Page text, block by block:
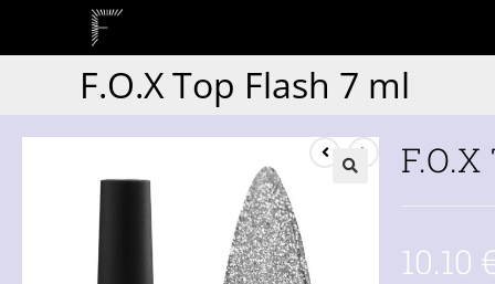
F.O.X Top Flash 7 ml
10.10